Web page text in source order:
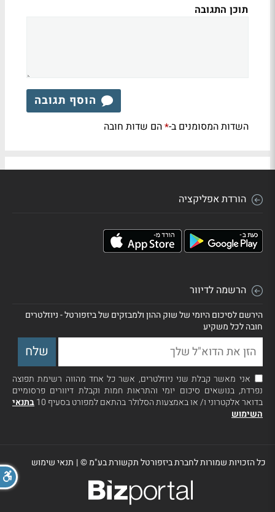
תוכן התגובה
הוסף תגובה
השדות המסומנים ב-*הם שדות חובה
הורדת אפליקציה
הרשמה לדיוור
הירשם לסיכום היומי של שוק ההון ולמבזקים של ביזפורטל - ניוזלטרים
חובה לכל משקיע
אני מאשר קבלת שני ניוזלטרים, אשר כל אחד מהווה רשימת תפוצה
נפרדת, בנושאים סיכום יומי והתראות חמות וקבלת דיוורים פרסומיים
בדואר אלקטרוני ו/ או באמצעות הסלולר בהתאם למפורט בסעיף 10
בתנאי
השימוש
כל הזכויות שמורות לחברת ביזפורטל תקשורת בע"מ ©| תנאי שימוש